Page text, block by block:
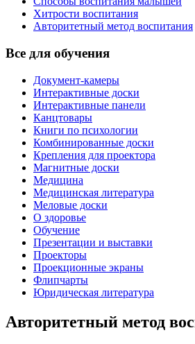
Хитрости воспитания
Авторитетный метод воспитания
Все для обучения
Документ-камеры
Интерактивные доски
Интерактивные панели
Канцтовары
Книги по психологии
Комбинированные доски
Крепления для проектора
Магнитные доски
Медицина
Медицинская литература
Меловые доски
О здоровье
Обучение
Презентации и выставки
Проекторы
Проекционные экраны
Флипчарты
Юридическая литература
Авторитетный метод